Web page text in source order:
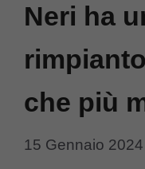
Neri ha
che più
15 Gennaio 2024